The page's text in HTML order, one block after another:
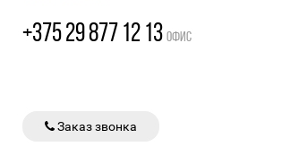
+375 29 877 12 13ОФИС
Заказ звонка